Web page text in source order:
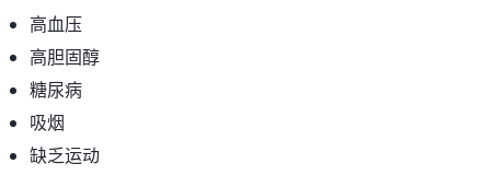
高血压
高胆固醇
糖尿病
吸烟
缺乏运动